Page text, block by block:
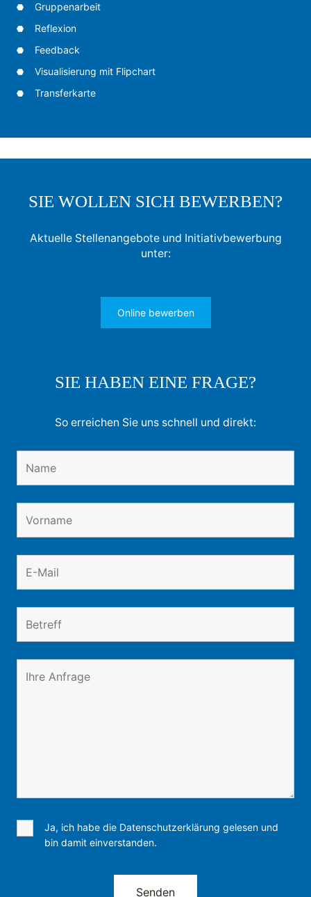
Gruppenarbeit
Reflexion
Feedback
Visualisierung mit Flipchart
Transferkarte
SIE WOLLEN SICH BEWERBEN?
Aktuelle Stellenangebote und Initiativbewerbung
unter:
Online bewerben
SIE HABEN EINE FRAGE?
So erreichen Sie uns schnell und direkt:
Ja, ich habe die Datenschutzerklärung gelesen und
bin damit einverstanden.